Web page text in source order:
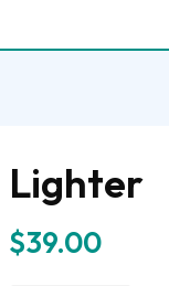
Lighter
$39.00